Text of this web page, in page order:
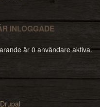
INLOGGADE
är 0 användare aktiva.
Drupal